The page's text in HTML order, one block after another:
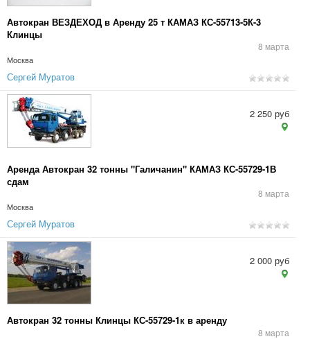
Автокран ВЕЗДЕХОД в Аренду 25 т КАМАЗ КС-55713-5К-3
Клинцы
8 марта
Москва
Сергей Муратов
Аренда Автокран 32 тонны "Галичанин" КАМАЗ КС-55729-1В
сдам
8 марта
Москва
2 250 руб
Сергей Муратов
Автокран 32 тонны Клинцы КС-55729-1к в аренду
8 марта
2 000 руб